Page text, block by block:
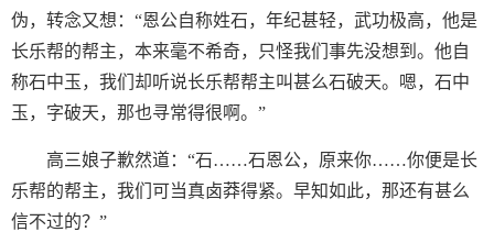
伪，转念又想：“恩公自称姓石，年纪甚轻，武功极高，他是
长乐帮的帮主，本来毫不希奇，只怪我们事先没想到。他自
称石中玉，我们却听说长乐帮帮主叫甚么石破天。嗯，石中
玉，字破天，那也寻常得很啊。”
高三娘子歉然道：“石……石恩公，原来你……你便是长
乐帮的帮主，我们可当真卤莽得紧。早知如此，那还有甚么
信不过的？”